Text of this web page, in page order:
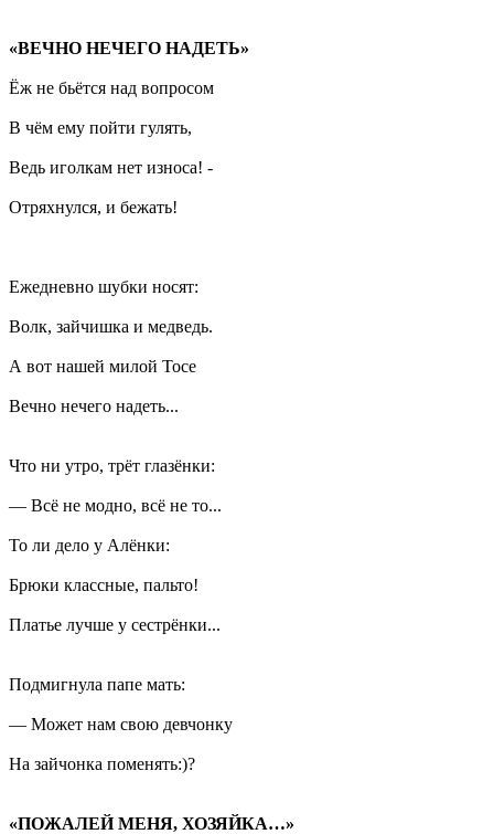
«ВЕЧНО НЕЧЕГО НАДЕТЬ»
Ёж не бьётся над вопросом
В чём ему пойти гулять,
Ведь иголкам нет износа! -
Отряхнулся, и бежать!
Ежедневно шубки носят:
Волк, зайчишка и медведь.
А вот нашей милой Тосе
Вечно нечего надеть...
Что ни утро, трёт глазёнки:
— Всё не модно, всё не то...
То ли дело у Алёнки:
Брюки классные, пальто!
Платье лучше у сестрёнки...
Подмигнула папе мать:
— Может нам свою девчонку
На зайчонка поменять:)?
«ПОЖАЛЕЙ МЕНЯ, ХОЗЯЙКА…»